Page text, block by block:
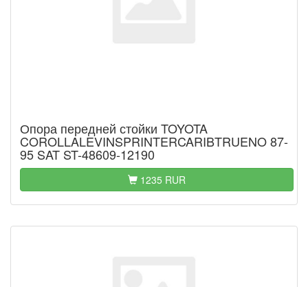
Опора передней стойки TOYOTA
COROLLALEVINSPRINTERCARIBTRUENO 87-
95 SAT ST-48609-12190
1235 RUR